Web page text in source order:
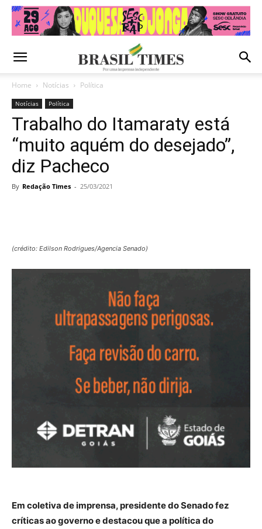
Home Notícias Política
Notícias Política
Trabalho do Itamaraty está
“muito aquém do desejado”,
diz Pacheco
By Redação Times - 25/03/2021
(crédito: Edilson Rodrigues/Agencia Senado)
Em coletiva de imprensa, presidente do Senado fez
críticas ao governo e destacou que a política do